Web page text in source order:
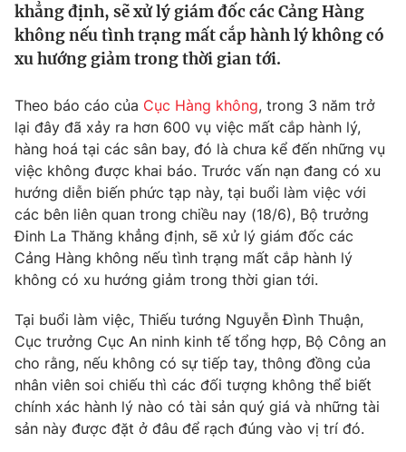
Thế giới
Tin tức
Câu chuyện quốc tế
Tài chính
Thị trường
Góc doanh nghiệp
Dữ liệu và đời sống
Truyền hình
Phim VTV
Hậu trường
Nhân vật
Khán giả
Giải sao mai
Giải trí
Điện ảnh
Sao
Đời sống
Du lịch
Làm đẹp
Chất lượng cuộc sống
Giáo dục
Tuyển sinh
Học trực tuyến
Công nghệ
Hitech Công nghệ tương lai
Giao lưu trực tuyến
khẳng định, sẽ xử lý giám đốc các Cảng Hàng
không nếu tình trạng mất cắp hành lý không có
xu hướng giảm trong thời gian tới.
Theo báo cáo của Cục Hàng không, trong 3 năm trở
lại đây đã xảy ra hơn 600 vụ việc mất cắp hành lý,
hàng hoá tại các sân bay, đó là chưa kể đến những vụ
việc không được khai báo. Trước vấn nạn đang có xu
hướng diễn biến phức tạp này, tại buổi làm việc với
các bên liên quan trong chiều nay (18/6), Bộ trưởng
Đinh La Thăng khẳng định, sẽ xử lý giám đốc các
Cảng Hàng không nếu tình trạng mất cắp hành lý
không có xu hướng giảm trong thời gian tới.
Tại buổi làm việc, Thiếu tướng Nguyễn Đình Thuận,
Cục trưởng Cục An ninh kinh tế tổng hợp, Bộ Công an
cho rằng, nếu không có sự tiếp tay, thông đồng của
nhân viên soi chiếu thì các đối tượng không thể biết
chính xác hành lý nào có tài sản quý giá và những tài
sản này được đặt ở đâu để rạch đúng vào vị trí đó.